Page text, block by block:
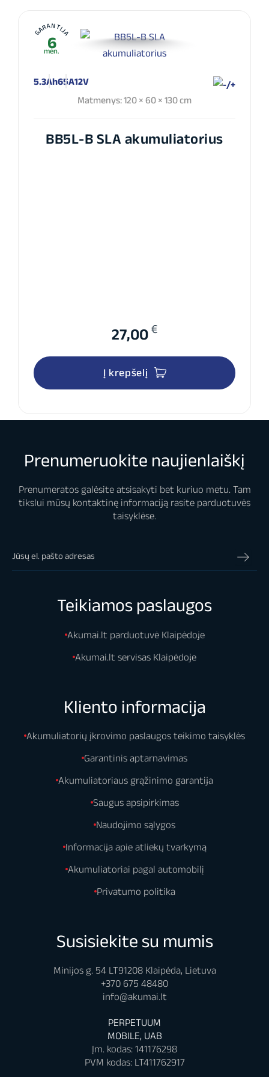
GARANTIJA
6
mėn.
5.3Ah65A12V
Matmenys: 120 × 60 × 130 cm
BB5L-B SLA akumuliatorius
27,00 €
Į krepšelį
Prenumeruokite naujienlaiškį
Prenumeratos galėsite atsisakyti bet kuriuo metu. Tam
tikslui mūsų kontaktinę informaciją rasite parduotuvės
taisyklėse.
Teikiamos paslaugos
Akumai.lt parduotuvė Klaipėdoje
Akumai.lt servisas Klaipėdoje
Kliento informacija
Akumuliatorių įkrovimo paslaugos teikimo taisyklės
Garantinis aptarnavimas
Akumuliatoriaus grąžinimo garantija
Saugus apsipirkimas
Naudojimo sąlygos
Informacija apie atliekų tvarkymą
Akumuliatoriai pagal automobilį
Privatumo politika
Susisiekite su mumis
Minijos g. 54 LT91208 Klaipėda, Lietuva
+370 675 48480
info@akumai.lt
PERPETUUM
MOBILE, UAB
Įm. kodas: 141176298
PVM kodas: LT411762917